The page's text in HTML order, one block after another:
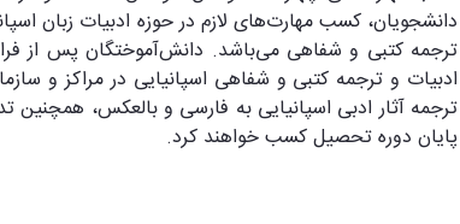
دانشجویان، کسب مهارت‌های لازم در حوزه ادبیات زبان
ترجمه کتبی و شفاهی می‌باشد. دانش‌آموختگان پس از
ادبیات و ترجمه کتبی و شفاهی اسپانیایی در مراکز و
ترجمه آثار ادبی اسپانیایی به فارسی و بالعکس، همچنین
پایان دوره تحصیل کسب خواهند کرد.